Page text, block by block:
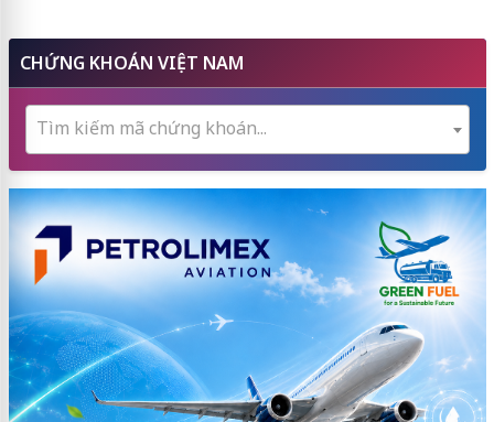
CHỨNG KHOÁN VIỆT NAM
Tìm kiếm mã chứng khoán...